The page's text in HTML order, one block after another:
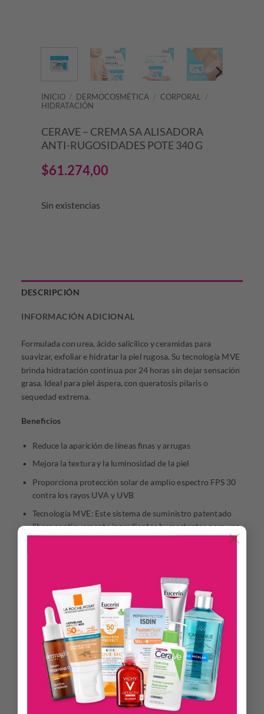
×
INICIO / DERMOCOSMÉTICA / CORPORAL
/
HIDRATACIÓN
CERAVE – CREMA SA ALISADORA
ANTI-RUGOSIDADES POTE 340 G
$61.274,00
Sin existencias
DESCRIPCIÓN
INFORMACIÓN ADICIONAL
Formulada con urea, ácido salicílico y ceramidas para
suavizar, exfoliar e hidratar la piel rugosa. Su tecnología MVE
brinda hidratación continua por 24 horas sin dejar sensación
grasa. Ideal para piel áspera, con queratosis pilaris o
sequedad extrema.
Beneficios
Reduce la aparición de líneas finas y arrugas
Mejora la textura y la luminosidad de la piel
Proporciona protección solar de amplio espectro FPS 30
contra los rayos UVA y UVB
Tecnología MVE: Este sistema de suministro patentado
libera continuamente ingredientes humectantes para una
visibles del envejecimiento sin irritación
Ceramidas: Ayudan a restaurar y mantener la barrera
natural de la piel
Ácido hialurónico: Ayuda a retener la hidratación natural
de la piel
No comedogénica, no irritante y sin perfume
Desarrollada con dermatólogos
Crema hidratante con urea al 10%, LHA, y